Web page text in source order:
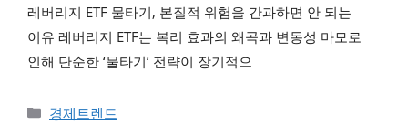
레버리지 ETF 물타기, 본질적 위험을 간과하면 안 되는
이유 레버리지 ETF는 복리 효과의 왜곡과 변동성 마모로
인해 단순한 ‘물타기’ 전략이 장기적으
카테고리
경제트렌드